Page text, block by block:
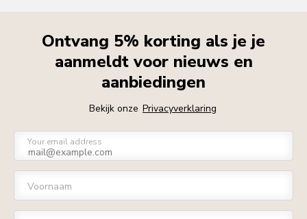
Ontvang 5% korting als je je
aanmeldt voor nieuws en
aanbiedingen
Bekijk onze Privacyverklaring
Your email address
Voornaam